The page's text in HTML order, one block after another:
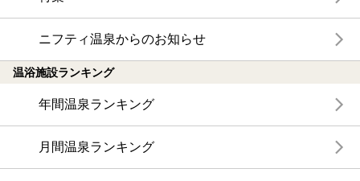
ニフティ温泉からのお知らせ
温浴施設ランキング
年間温泉ランキング
月間温泉ランキング